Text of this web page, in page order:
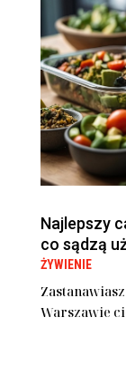
Najlepszy
co sądzą
ŻYWIENIE
Warszawie